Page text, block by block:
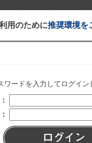
のために推奨環境を
ードを入力してログイン